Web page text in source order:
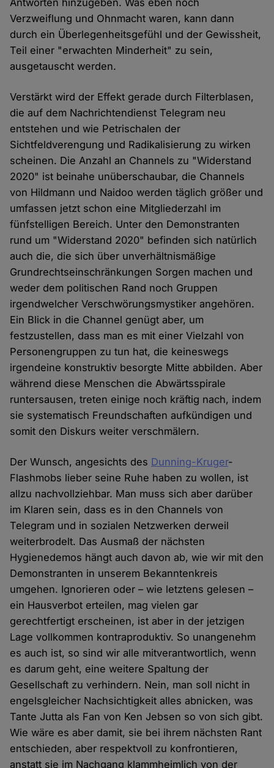
Antworten hinzugeben. Was eben noch
Verzweiflung und Ohnmacht waren, kann dann
durch ein Überlegenheitsgefühl und der Gewissheit,
Teil einer "erwachten Minderheit" zu sein,
ausgetauscht werden.
Verstärkt wird der Effekt gerade durch Filterblasen,
die auf dem Nachrichtendienst Telegram neu
entstehen und wie Petrischalen der
Sichtfeldverengung und Radikalisierung zu wirken
scheinen. Die Anzahl an Channels zu "Widerstand
2020" ist beinahe unüberschaubar, die Channels
von Hildmann und Naidoo werden täglich größer und
umfassen jetzt schon eine Mitgliederzahl im
fünfstelligen Bereich. Unter den Demonstranten
rund um "Widerstand 2020" befinden sich natürlich
auch die, die sich über unverhältnismäßige
Grundrechtseinschränkungen Sorgen machen und
weder dem politischen Rand noch Gruppen
irgendwelcher Verschwörungsmystiker angehören.
Ein Blick in die Channel genügt aber, um
festzustellen, dass man es mit einer Vielzahl von
Personengruppen zu tun hat, die keineswegs
irgendeine konstruktiv besorgte Mitte abbilden. Aber
während diese Menschen die Abwärtsspirale
runtersausen, treten einige noch kräftig nach, indem
sie systematisch Freundschaften aufkündigen und
somit den Diskurs weiter verschmälern.
Der Wunsch, angesichts des Dunning-Kruger-
Flashmobs lieber seine Ruhe haben zu wollen, ist
allzu nachvollziehbar. Man muss sich aber darüber
im Klaren sein, dass es in den Channels von
Telegram und in sozialen Netzwerken derweil
weiterbrodelt. Das Ausmaß der nächsten
Hygienedemos hängt auch davon ab, wie wir mit den
Demonstranten in unserem Bekanntenkreis
umgehen. Ignorieren oder – wie letztens gelesen –
ein Hausverbot erteilen, mag vielen gar
gerechtfertigt erscheinen, ist aber in der jetzigen
Lage vollkommen kontraproduktiv. So unangenehm
es auch ist, so sind wir alle mitverantwortlich, wenn
es darum geht, eine weitere Spaltung der
Gesellschaft zu verhindern. Nein, man soll nicht in
engelsgleicher Nachsichtigkeit alles abnicken, was
Tante Jutta als Fan von Ken Jebsen so von sich gibt.
Wie wäre es aber damit, sie bei ihrem nächsten Rant
entschieden, aber respektvoll zu konfrontieren,
anstatt sie im Nachgang klammheimlich von der